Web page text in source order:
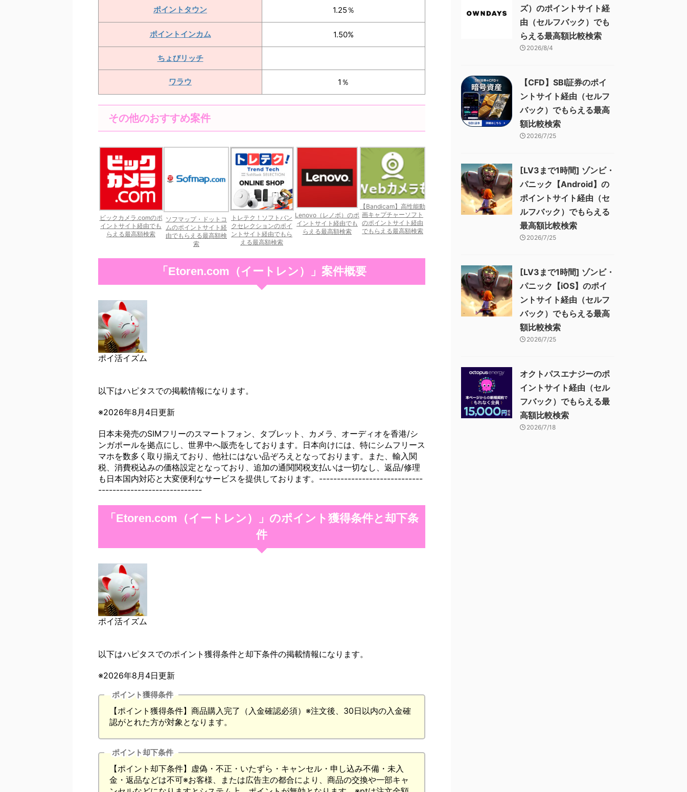
ポイントタウン 1.25％
ポイントインカム 1.50%
ちょびリッチ
ワラウ 1％
その他のおすすめ案件
ビックカメラ.comのポ
イントサイト経由でも
らえる最高額検索
ソフマップ・ドットコ
ムのポイントサイト経
由でもらえる最高額検
索
トレテク！ソフトバン
クセレクションのポイ
ントサイト経由でもら
える最高額検索
Lenovo（レノボ）のポ
イントサイト経由でも
らえる最高額検索
【Bandicam】高性能動
画キャプチャーソフト
のポイントサイト経由
でもらえる最高額検索
「Etoren.com（イートレン）」案件概要
ポイ活イズム
以下はハピタスでの掲載情報になります。
※2026年8月4日更新
日本未発売のSIMフリーのスマートフォン、タブレット、カメラ、オーディオを香港/シ
ンガポールを拠点にし、世界中へ販売をしております。日本向けには、特にシムフリース
マホを数多く取り揃えており、他社にはない品ぞろえとなっております。また、輸入関
税、消費税込みの価格設定となっており、追加の通関関税支払いは一切なし、返品/修理
も日本国内対応と大変便利なサービスを提供しております。-----------------------------
-----------------------------
「Etoren.com（イートレン）」のポイント獲得条件と却下条
件
ポイ活イズム
以下はハピタスでのポイント獲得条件と却下条件の掲載情報になります。
※2026年8月4日更新
ポイント獲得条件
【ポイント獲得条件】商品購入完了（入金確認必須）※注文後、30日以内の入金確
認がとれた方が対象となります。
ポイント却下条件
【ポイント却下条件】虚偽・不正・いたずら・キャンセル・申し込み不備・未入
金・返品などは不可※お客様、または広告主の都合により、商品の交換や一部キャ
ズ）のポイントサイト経
由（セルフバック）でも
らえる最高額比較検索
2026/8/4
【CFD】SBI証券のポイ
ントサイト経由（セルフ
バック）でもらえる最高
額比較検索
2026/7/25
[LV3まで1時間] ゾンビ・
パニック【Android】の
ポイントサイト経由（セ
ルフバック）でもらえる
最高額比較検索
2026/7/25
[LV3まで1時間] ゾンビ・
パニック【iOS】のポイ
ントサイト経由（セルフ
バック）でもらえる最高
額比較検索
2026/7/25
オクトパスエナジーのポ
イントサイト経由（セル
フバック）でもらえる最
高額比較検索
2026/7/18